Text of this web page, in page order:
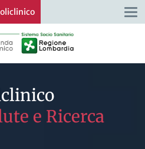
e Ricerca